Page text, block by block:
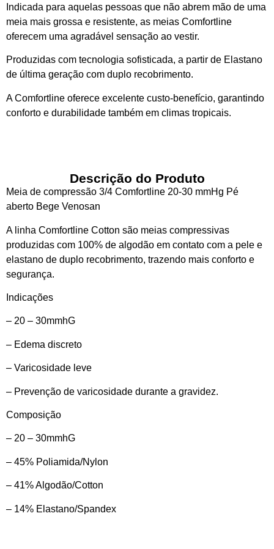
Indicada para aquelas pessoas que não abrem mão de uma
meia mais grossa e resistente, as meias Comfortline
oferecem uma agradável sensação ao vestir.
Produzidas com tecnologia sofisticada, a partir de Elastano
de última geração com duplo recobrimento.
A Comfortline oferece excelente custo-benefício, garantindo
conforto e durabilidade também em climas tropicais.
Descrição do Produto
Meia de compressão 3/4 Comfortline 20-30 mmHg Pé
aberto Bege Venosan
A linha Comfortline Cotton são meias compressivas
produzidas com 100% de algodão em contato com a pele e
elastano de duplo recobrimento, trazendo mais conforto e
segurança.
Indicações
– 20 – 30mmhG
– Edema discreto
– Varicosidade leve
– Prevenção de varicosidade durante a gravidez.
Composição
– 20 – 30mmhG
– 45% Poliamida/Nylon
– 41% Algodão/Cotton
– 14% Elastano/Spandex